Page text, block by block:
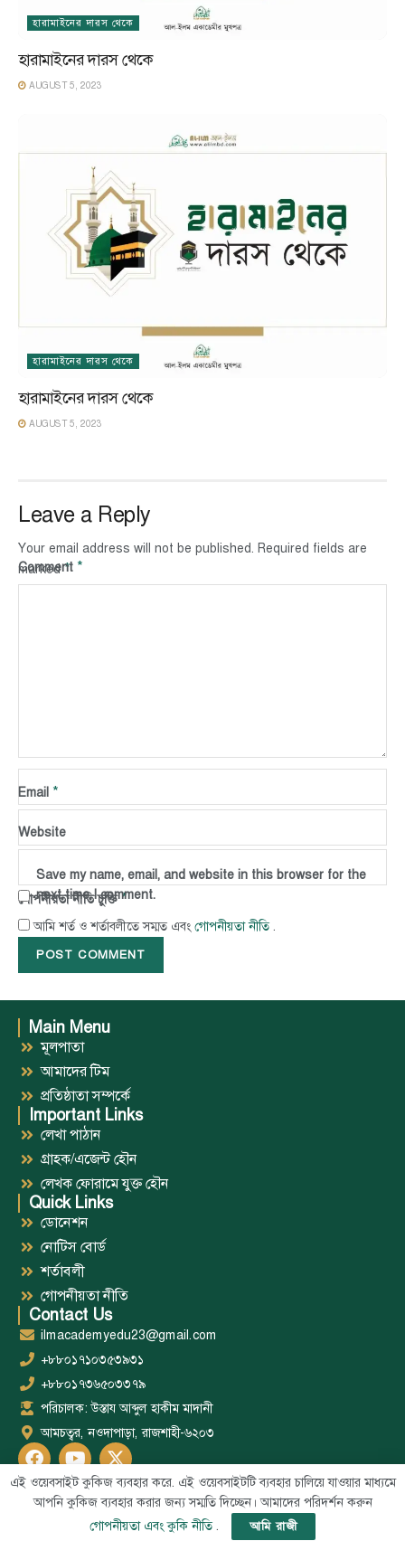
হারামাইনের দারস থেকে
হারামাইনের দারস থেকে
AUGUST 5, 2023
হারামাইনের দারস থেকে
হারামাইনের দারস থেকে
AUGUST 5, 2023
Leave a Reply
Your email address will not be published. Required fields are
marked*
Comment *
Email *
Website
Save my name, email, and website in this browser for the
next time I comment.
গোপনীয়তা নীতি চুক্তি*
আমি শর্ত ও শর্তাবলীতে সম্মত এবং গোপনীয়তা নীতি .
Main Menu
মূলপাতা
আমাদের টিম
প্রতিষ্ঠাতা সম্পর্কে
Important Links
লেখা পাঠান
গ্রাহক/এজেন্ট হৌন
লেখক ফোরামে যুক্ত হৌন
Quick Links
ডোনেশন
নোটিস বোর্ড
শর্তাবলী
গোপনীয়তা নীতি
Contact Us
ilmacademyedu23@gmail.com
+৮৮০১৭১০৩৫৩৯৩১
+৮৮০১৭৩৬৫০৩৩৭৯
পরিচালক: উস্তায আব্দুল হাকীম মাদানী
আমচত্বর, নওদাপাড়া, রাজশাহী-৬২০৩
All Right Reserved @Al-Ilm BD 2026-1447 – Developed byWeb
Developer Abu Bashar.
এই ওয়েবসাইট কুকিজ ব্যবহার করে. এই ওয়েবসাইটটি ব্যবহার চালিয়ে যাওয়ার মাধ্যমে
আপনি কুকিজ ব্যবহার করার জন্য সম্মতি দিচ্ছেন। আমাদের পরিদর্শন করুন
গোপনীয়তা এবং কুকি নীতি . আমি রাজী